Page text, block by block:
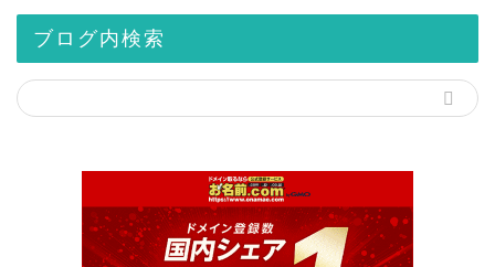
ブログ内検索